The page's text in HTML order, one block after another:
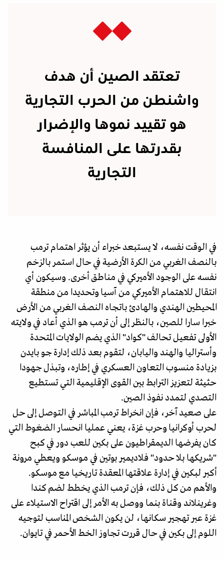
تعتقد الصين أن هدف
واشنطن من الحرب التجارية
هو تقييد نموها والإضرار
بقدرتها على المنافسة
التجارية
في الوقت نفسه، لا يستبعد خبراء أن يؤثر اهتمام ترمب
بالنصف الغربي من الكرة الأرضية في حال استمر بالزخم
نفسه على الوجود الأميركي في مناطق أخرى. وسيكون أي
انتقال للاهتمام الأميركي من آسيا وتحديدا من منطقة
المحيطين الهندي والهادئ باتجاه النصف الغربي من الأرض
خبرا سارا للصين، بالنظر إلى أن ترمب هو الذي أعاد في ولايته
الأولى تفعيل تحالف "كواد" الذي يضم الولايات المتحدة
وأستراليا والهند واليابان، لتقوم بعد ذلك إدارة جو بايدن
بزيادة منسوب التعاون العسكري في إطاره، وتبذل جهودا
حثيثة لتعزيز الترابط بين القوى الإقليمية التي تستطيع
التصدي لتمدد نفوذ الصين.
على صعيد آخر، فإن انخراط ترمب المباشر في التوصل إلى حل
لحرب أوكرانيا وحرب غزة، يعني عمليا انحسار الضغوط التي
كان يفرضها الديمقراطيون على بكين للعب دور في كبح
"شريكها بلا حدود" فلاديمير بوتين في موسكو ويعطي مرونة
أكبر لبكين في إدارة علاقتها المعقدة تاريخيا مع موسكو.
والأهم من كل ذلك، فإن ترمب الذي يخطط لضم كندا
وغرينلاند وقناة بنما ووصل به الأمر إلى اقتراح الاستيلاء على
غزة عبر تهجير سكانها، لن يكون الشخص المناسب لتوجيه
اللوم إلى بكين في حال قررت تجاوز الخط الأحمر في تايوان.